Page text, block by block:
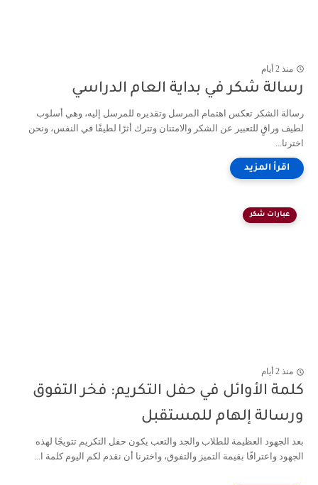
منذ 2 أيام
شكر في بداية العام الدراسي
الشكر تعكس اهتمام المرسل وتقديره للمرسل إليه، وهي أسلوب
وراقٍ للتعبير عن الشكر والامتنان وتترك أثرًا لطيفًا في النفس، ونحن
عبارات شكر
منذ 2 أيام
الأوائل في حفل التكريم: فخر التفوق
إلهام للمستقبل
الجهود العظيمة للطلاب والجد والتعب يكون حفل التكريم تتويجًا لهذه
واعترافًا بقيمة التميز والتفوق، واخترنا أن نقدم لكم اليوم كلمة ا...